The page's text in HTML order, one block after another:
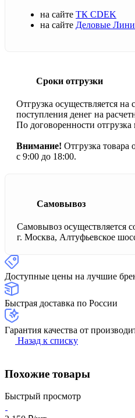
на сайте ТК CDEK
на сайте Деловые
Сроки отгрузки
Отгрузка осуществляется
поступления денег на
По договоренности отгрузка
Внимание! Отгрузка товара
с 9:00 до 18:00.
Самовывоз
Самовывоз осуществляется
г. Москва, Алтуфьевское
Доступные цены на лучшие
Быстрая доставка по России
Гарантия качества от
Назад к списку
Похожие товары
Быстрый просмотр